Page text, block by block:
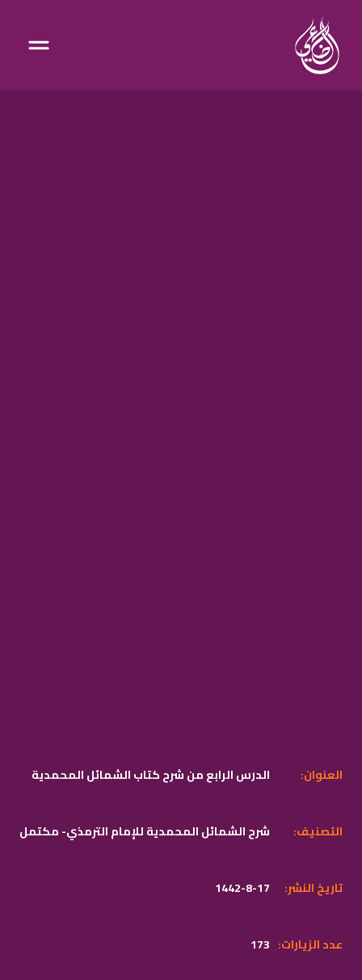
الدرس الرابع من شرح كتاب الشمائل المحمدية :العنوان
شرح الشمائل المحمدية للإمام الترمذي- مكتمل :التصنيف
1442-8-17 :تاريخ النشر
173 :عدد الزيارات